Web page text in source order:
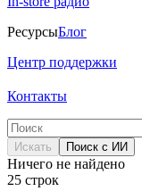
РесурсыБлог
Центр поддержки
Контакты
Искать Поиск с ИИ
Ничего не найдено
25 строк